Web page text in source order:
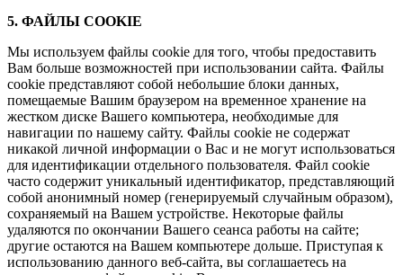
5. ФАЙЛЫ COOKIE
Мы используем файлы cookie для того, чтобы предоставить
Вам больше возможностей при использовании сайта. Файлы
cookie представляют собой небольшие блоки данных,
помещаемые Вашим браузером на временное хранение на
жестком диске Вашего компьютера, необходимые для
навигации по нашему сайту. Файлы cookie не содержат
никакой личной информации о Вас и не могут использоваться
для идентификации отдельного пользователя. Файл cookie
часто содержит уникальный идентификатор, представляющий
собой анонимный номер (генерируемый случайным образом),
сохраняемый на Вашем устройстве. Некоторые файлы
удаляются по окончании Вашего сеанса работы на сайте;
другие остаются на Вашем компьютере дольше. Приступая к
использованию данного веб-сайта, вы соглашаетесь на